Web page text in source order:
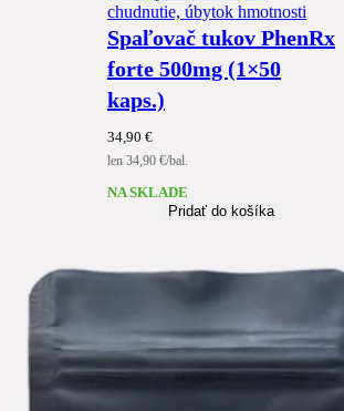
Spaľovač tukov PhenRx
forte 500mg (1×50
kaps.)
34,90 €
len 34,90 €/bal.
NA SKLADE
Pridať do košíka